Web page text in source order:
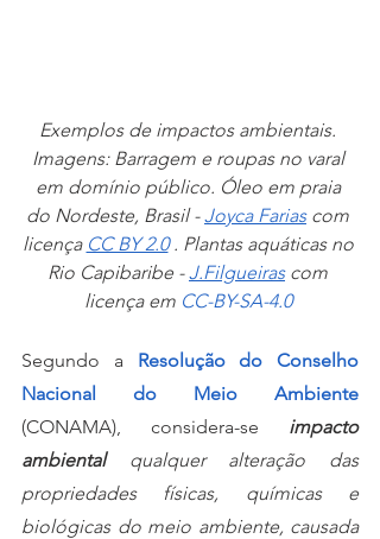
Exemplos de impactos ambientais.
Imagens: Barragem e roupas no varal
em domínio público. Óleo em praia
do Nordeste, Brasil - Joyca Farias com
licença CC BY 2.0 . Plantas aquáticas no
Rio Capibaribe - J.Filgueiras com
licença em CC-BY-SA-4.0
Segundo a Resolução do Conselho
Nacional do Meio Ambiente
(CONAMA), considera-se impacto
ambiental qualquer alteração das
propriedades físicas, químicas e
biológicas do meio ambiente, causada